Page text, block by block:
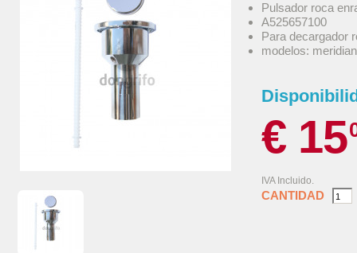
Pulsador roca
A525657100
Para decargador
modelos:
€ 15
IVA Incluido.
CANTIDAD